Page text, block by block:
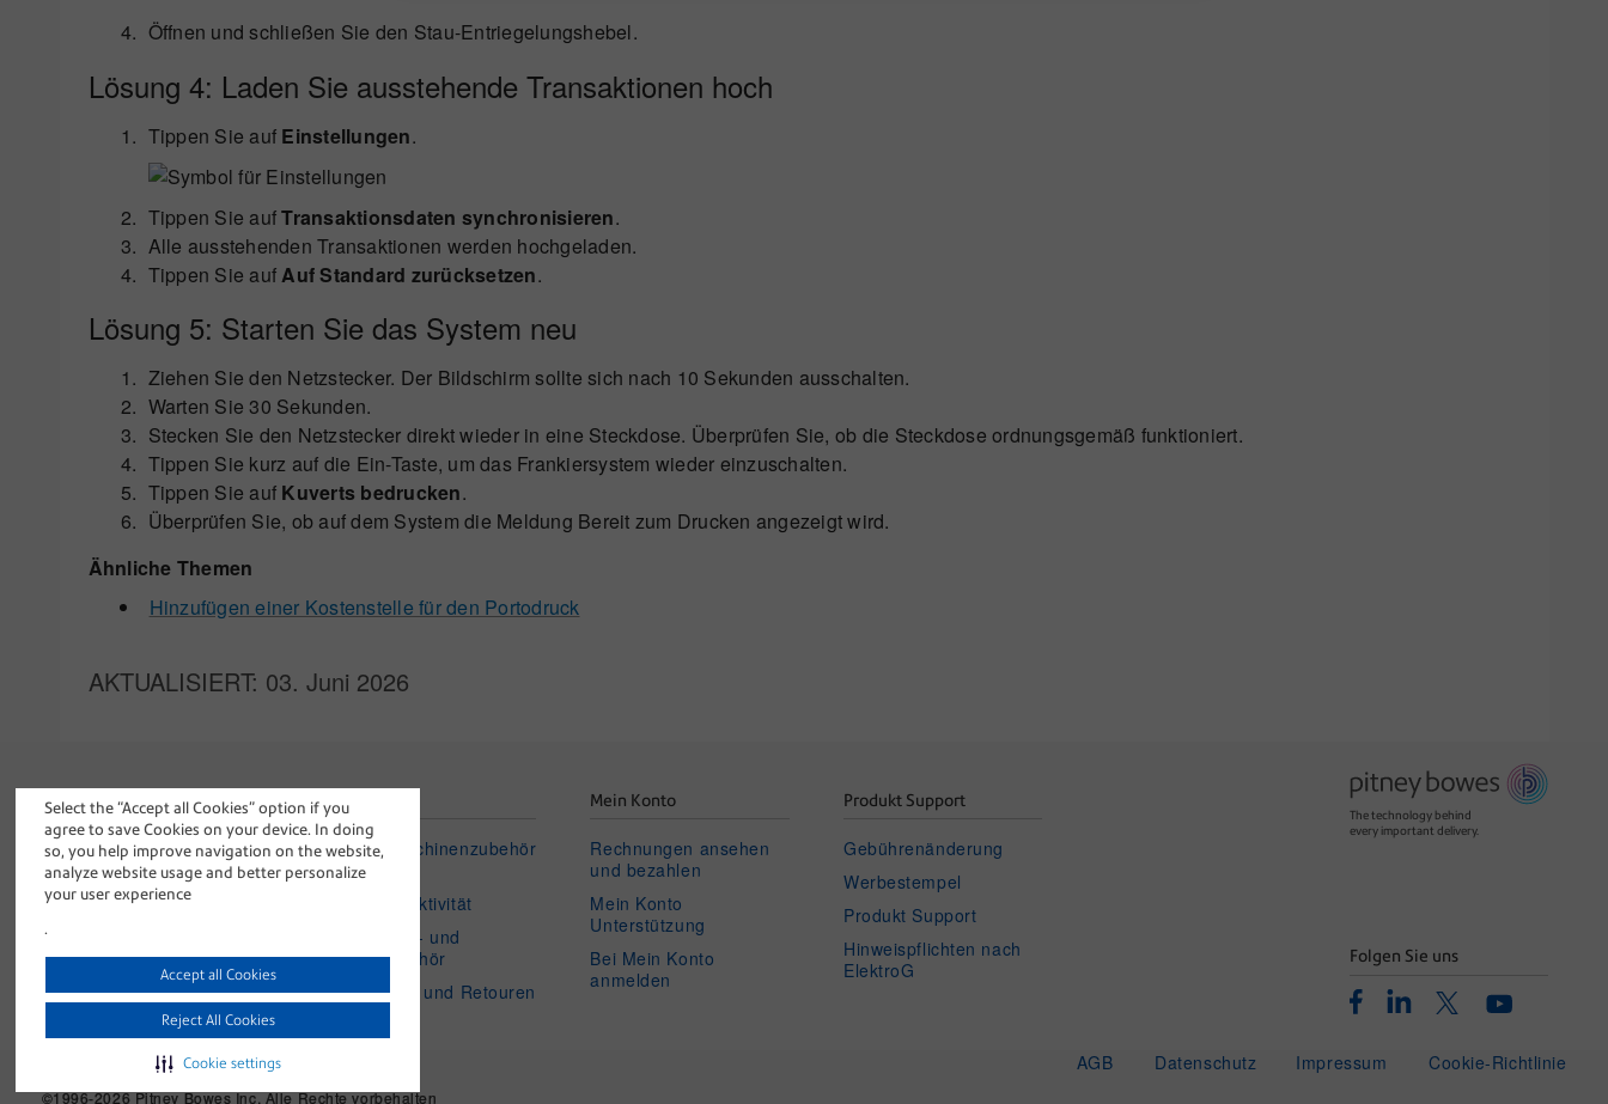
Select the “Accept all Cookies” option if you
agree to save Cookies on your device. In doing
so, you help improve navigation on the website,
analyze website usage and better personalize
your user experience
.
Accept all Cookies
Reject All Cookies
Cookie settings
Öffnen und schließen Sie den Stau-Entriegelungshebel.
Lösung 4: Laden Sie ausstehende Transaktionen hoch
Tippen Sie auf Einstellungen.
Tippen Sie aufTransaktionsdaten synchronisieren.
Alle ausstehenden Transaktionen werden hochgeladen.
Tippen Sie aufAuf Standard zurücksetzen.
Lösung 5: Starten Sie das System neu
Ziehen Sie den Netzstecker. Der Bildschirm sollte sich nach 10 Sekunden ausschalten.
Warten Sie 30 Sekunden.
Stecken Sie den Netzstecker direkt wieder in eine Steckdose. Überprüfen Sie, ob die Steckdose ordnungsgemäß funktioniert.
Tippen Sie kurz auf die Ein-Taste, um das Frankiersystem wieder einzuschalten.
Tippen Sie auf Kuverts bedrucken.
Überprüfen Sie, ob auf dem System die Meldung Bereit zum Drucken angezeigt wird.
Ähnliche Themen
Hinzufügen einer Kostenstelle für den Portodruck
AKTUALISIERT: 03. Juni 2026
Über Pitney Bowes
Unser Unternehmen
Newsroom
Shop
Frankiermaschinenzubehör
nach Modell
Gerätekonnektivität
Verpackungs- und
Versandzubehör
Bestellungen und Retouren
Mein Konto
Rechnungen ansehen
und bezahlen
Mein Konto
Unterstützung
Bei Mein Konto
anmelden
Produkt Support
Gebührenänderung
Werbestempel
Produkt Support
Hinweispflichten nach
ElektroG
The technology behind
every important delivery.
Folgen Sie uns
FacebookLinkedinTwitterYoutube
AGB Datenschutz Impressum Cookie-Richtlinie
©1996-2026 Pitney Bowes Inc. Alle Rechte vorbehalten